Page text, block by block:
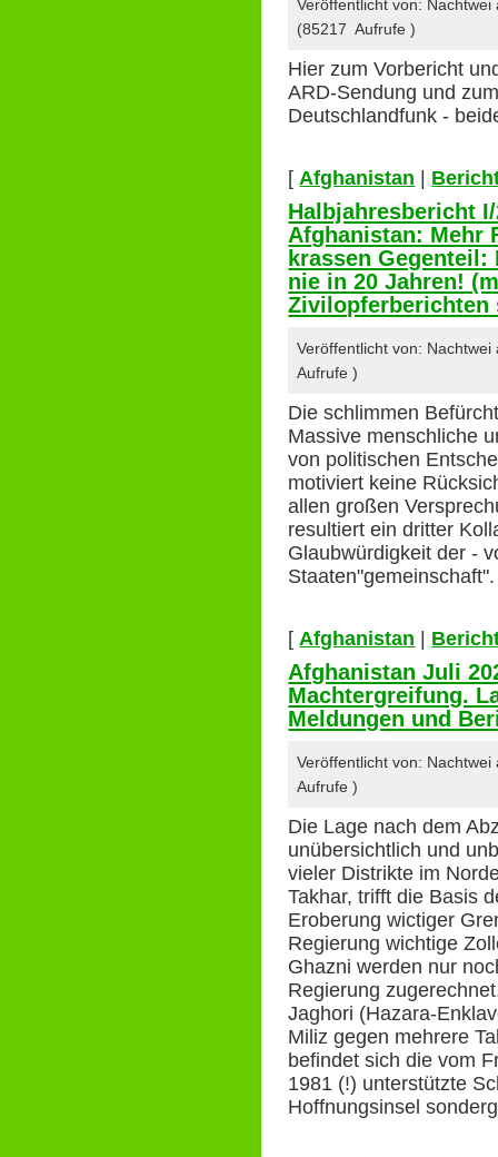
Veröffentlicht von:
(85217 Aufrufe )
Hier zum Vorbericht
ARD-Sendung und
Deutschlandfunk -
[Afghanistan
Halbjahresbericht
Afghanistan: Mehr
krassen
nie in 20 Jahren!
Zivilopferberichten
Veröffentlicht von:
Aufrufe )
Die schlimmen
Massive menschliche
von politischen
motiviert keine
allen großen
resultiert ein dritter
Glaubwürdigkeit der -
Staaten"gemeinschaft".
[Afghanistan
Afghanistan Juli
Machtergreifung.
Meldungen und
Veröffentlicht von:
Aufrufe )
Die Lage nach dem
unübersichtlich und
vieler Distrikte im
Takhar, trifft die Basis
Eroberung wictiger
Regierung wichtige
Ghazni werden nur
Regierung
Jaghori (Hazara-
Miliz gegen mehrere
befindet sich die vom
1981 (!) unterstützte
Hoffnungsinsel